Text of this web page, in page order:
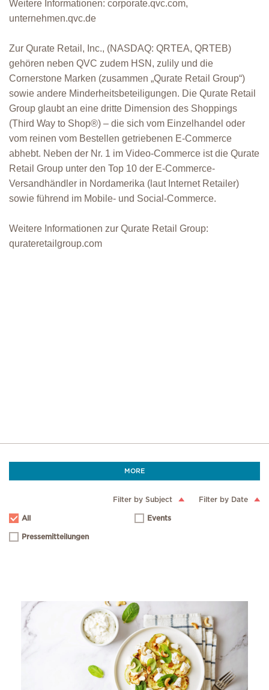
Weitere Informationen: corporate.qvc.com,
unternehmen.qvc.de
Zur Qurate Retail, Inc., (NASDAQ: QRTEA, QRTEB)
gehören neben QVC zudem HSN, zulily und die
Cornerstone Marken (zusammen „Qurate Retail Group“)
sowie andere Minderheitsbeteiligungen. Die Qurate Retail
Group glaubt an eine dritte Dimension des Shoppings
(Third Way to Shop®) – die sich vom Einzelhandel oder
vom reinen vom Bestellen getriebenen E-Commerce
abhebt. Neben der Nr. 1 im Video-Commerce ist die Qurate
Retail Group unter den Top 10 der E-Commerce-
Versandhändler in Nordamerika (laut Internet Retailer)
sowie führend im Mobile- und Social-Commerce.
Weitere Informationen zur Qurate Retail Group:
qurateretailgroup.com
MORE
Filter by Subject Filter by Date
All Events
Pressemitteilungen